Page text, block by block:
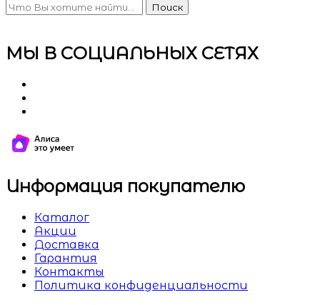
Поиск
МЫ В СОЦИАЛЬНЫХ СЕТЯХ
Информация покупателю
Каталог
Акции
Доставка
Гарантия
Контакты
Политика конфиденциальности